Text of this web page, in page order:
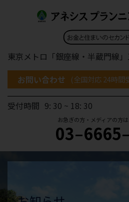
東京メトロ「銀座線・半蔵門線
お問い合わせ
(全国対応 24時間
受付時間 9: 30 ~ 18: 30
お急ぎの方・メディアの方